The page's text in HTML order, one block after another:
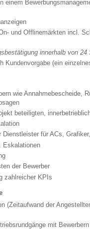
einem
und Offlinemärkten incl.
innerhalb von 24
Kundenvorgabe (ein
wie Annahmebescheide,
beteiligten,
für ACs,
Eskalationen
der Bewerber
zahlreicher KPIs
(Zeitaufwand der
mit Bewerbern